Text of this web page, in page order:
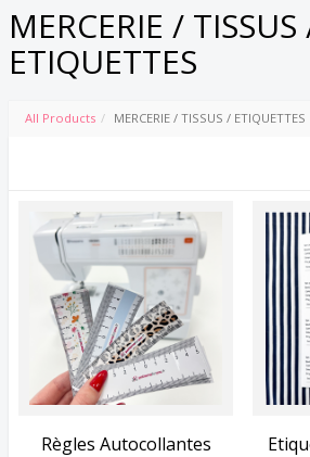
MERCERIE / TISSUS
ETIQUETTES
All Products MERCERIE / TISSUS / ETIQUETTES
Règles Autocollantes